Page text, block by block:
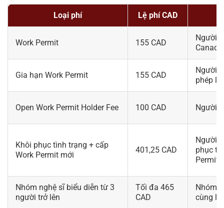
Loại phí Lệ phí CAD
Work Permit 155 CAD
Người
Canada
Gia hạn Work Permit 155 CAD
Người
phép
Open Work Permit Holder Fee 100 CAD Người
Khôi phục tình trạng + cấp
Work Permit mới
401,25 CAD
Người
phục
Permit
Nhóm nghệ sĩ biểu diễn từ 3
người trở lên
Tối đa 465
CAD
Nhóm
cùng